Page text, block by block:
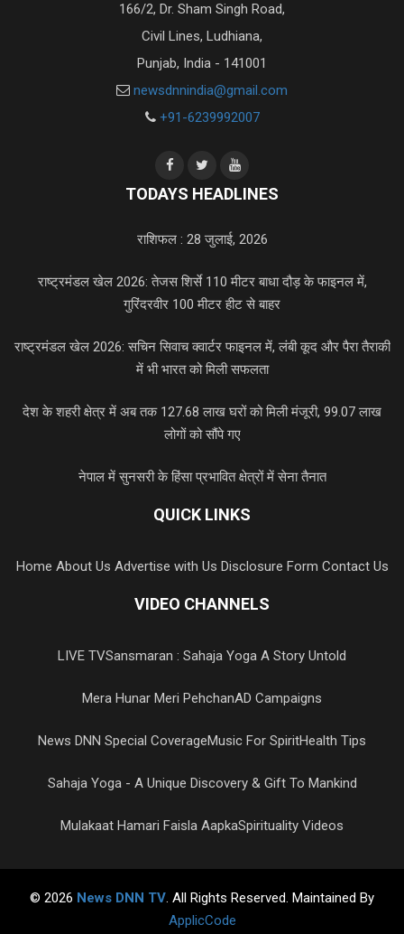
166/2, Dr. Sham Singh Road,
Civil Lines, Ludhiana,
Punjab, India - 141001
newsdnnindia@gmail.com
+91-6239992007
TODAYS HEADLINES
राशिफल : 28 जुलाई, 2026
राष्ट्रमंडल खेल 2026: तेजस शिर्से 110 मीटर बाधा दौड़ के फाइनल में,
गुरिंदरवीर 100 मीटर हीट से बाहर
राष्ट्रमंडल खेल 2026: सचिन सिवाच क्वार्टर फाइनल में, लंबी कूद और पैरा तैराकी
में भी भारत को मिली सफलता
देश के शहरी क्षेत्र में अब तक 127.68 लाख घरों को मिली मंजूरी, 99.07 लाख
लोगों को सौंपे गए
नेपाल में सुनसरी के हिंसा प्रभावित क्षेत्रों में सेना तैनात
QUICK LINKS
Home About Us Advertise with Us Disclosure Form Contact Us
VIDEO CHANNELS
LIVE TVSansmaran : Sahaja Yoga A Story Untold
Mera Hunar Meri PehchanAD Campaigns
News DNN Special CoverageMusic For SpiritHealth Tips
Sahaja Yoga - A Unique Discovery & Gift To Mankind
Mulakaat Hamari Faisla AapkaSpirituality Videos
© 2026 News DNN TV. All Rights Reserved. Maintained By
ApplicCode